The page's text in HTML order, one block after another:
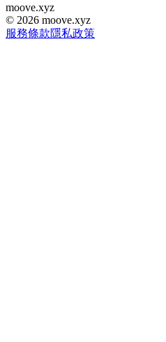
moove.xyz
© 2026 moove.xyz
服務條款隱私政策